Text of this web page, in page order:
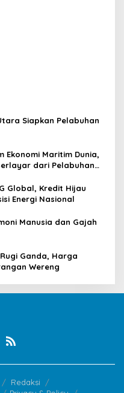
Siapkan Pelabuhan
Ekonomi Maritim Dunia,
dari Pelabuhan
Global, Kredit Hijau
Energi Nasional
Manusia dan Gajah
Ganda, Harga
Wereng
Redaksi